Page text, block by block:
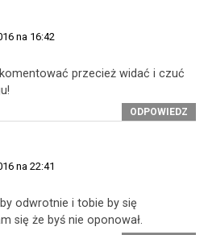
na 16:42
przecież widać i czuć
ODPOWIEDZ
na 22:41
odwrotnie i tobie by się
się że byś nie oponował.